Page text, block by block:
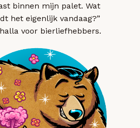
binnen mijn palet. Wat
het eigenlijk vandaag?”
voor bierliefhebbers.